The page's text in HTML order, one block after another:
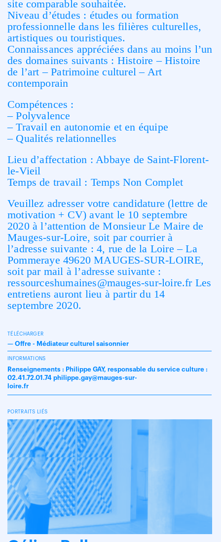
site comparable souhaitée.
Niveau d’études : études ou formation
professionnelle dans les filières culturelles,
artistiques ou touristiques.
Connaissances appréciées dans au moins l’un
des domaines suivants : Histoire – Histoire
de l’art – Patrimoine culturel – Art
contemporain
Compétences :
– Polyvalence
– Travail en autonomie et en équipe
– Qualités relationnelles
Lieu d’affectation : Abbaye de Saint-Florent-
le-Vieil
Temps de travail : Temps Non Complet
Veuillez adresser votre candidature (lettre de
motivation + CV) avant le 10 septembre
2020 à l’attention de Monsieur Le Maire de
Mauges-sur-Loire, soit par courrier à
l’adresse suivante : 4, rue de la Loire – La
Pommeraye 49620 MAUGES-SUR-LOIRE,
soit par mail à l’adresse suivante :
ressourceshumaines@mauges-sur-loire.fr Les
entretiens auront lieu à partir du 14
septembre 2020.
TÉLÉCHARGER
— Offre - Médiateur culturel saisonnier
INFORMATIONS
Renseignements : Philippe GAY, responsable du service culture :
02.41.72.01.74 philippe.gay@mauges-sur-
loire.fr
PORTRAITS LIÉS